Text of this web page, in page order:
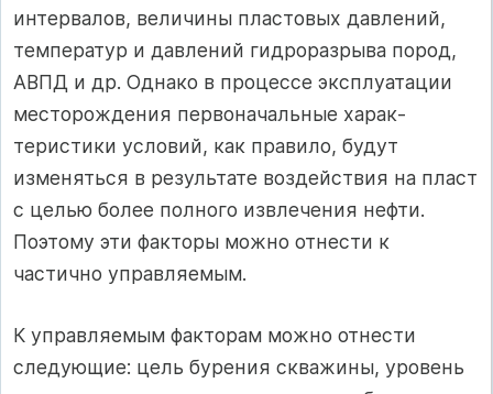
интервалов, величины пластовых давлений,
температур и давлений гидроразрыва пород,
АВПД и др. Однако в процессе эксплуатации
месторождения первоначальные харак­
теристики условий, как правило, будут
изменяться в результате воздействия на пласт
с целью более полного извлечения нефти.
Поэтому эти факторы можно отнести к
частично управляемым.
К управляемым факторам можно отнести
следующие: цель бурения скважины, уровень